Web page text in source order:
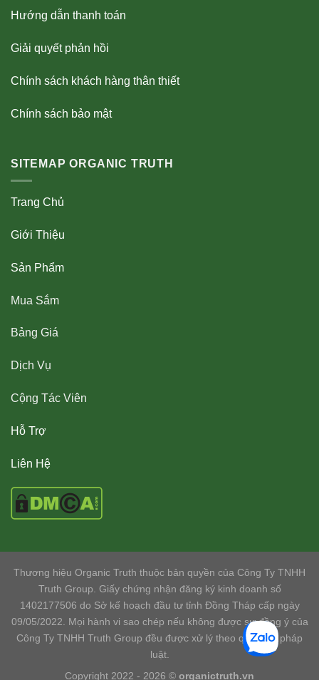
Hướng dẫn thanh toán
Giải quyết phản hồi
Chính sách khách hàng thân thiết
Chính sách bảo mật
SITEMAP ORGANIC TRUTH
Trang Chủ
Giới Thiệu
Sản Phẩm
Mua Sắm
Bảng Giá
Dịch Vụ
Cộng Tác Viên
Hỗ Trợ
Liên Hệ
Thương hiệu Organic Truth thuộc bản quyền của Công Ty TNHH
Truth Group. Giấy chứng nhận đăng ký kinh doanh số
1402177506 do Sở kế hoạch đầu tư tỉnh Đồng Tháp cấp ngày
09/05/2022. Mọi hành vi sao chép nếu không được sự đồng ý của
Công Ty TNHH Truth Group đều được xử lý theo quy định pháp
luật.
Copyright 2022 - 2026 © organictruth.vn